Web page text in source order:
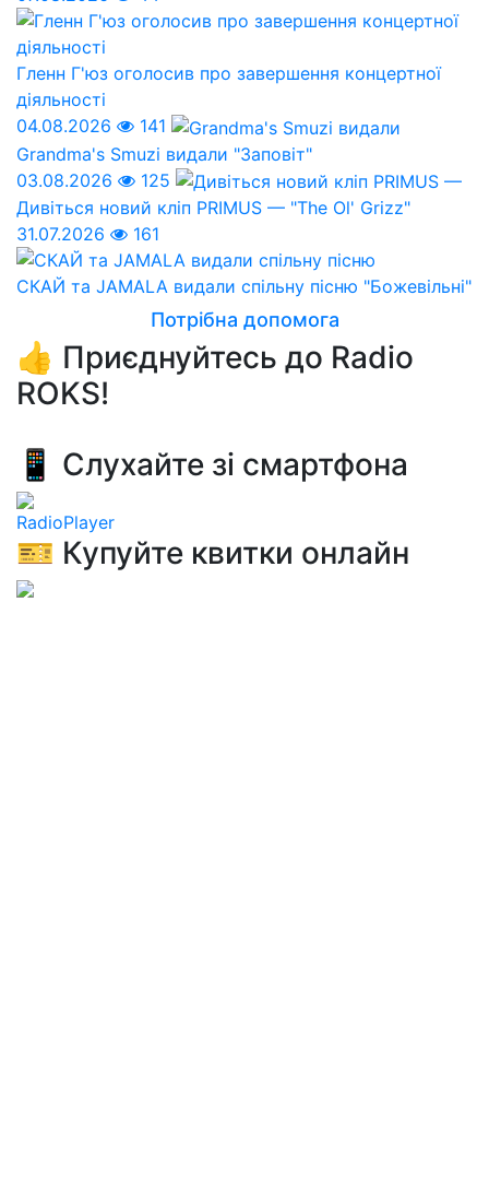
Гленн Г'юз оголосив про завершення концертної
діяльності
04.08.2026
141
Grandma's Smuzi видали "Заповіт"
03.08.2026
125
Дивіться новий кліп PRIMUS — "The Ol' Grizz"
31.07.2026
161
СКАЙ та JAMALA видали спільну пісню "Божевільні"
Потрібна допомога
👍 Приєднуйтесь до Radio
ROKS!
📱 Слухайте зі смартфона
RadioPlayer
🎫 Купуйте квитки онлайн